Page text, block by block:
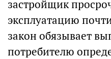
застройщик
эксплуатацию
закон обязывает
потребителю